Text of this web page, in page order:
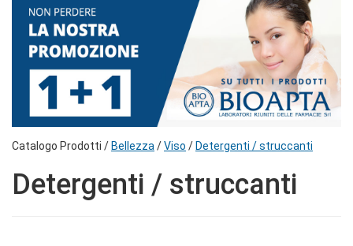
Catalogo Prodotti /Bellezza /Viso /Detergenti / struccanti
Detergenti / struccanti